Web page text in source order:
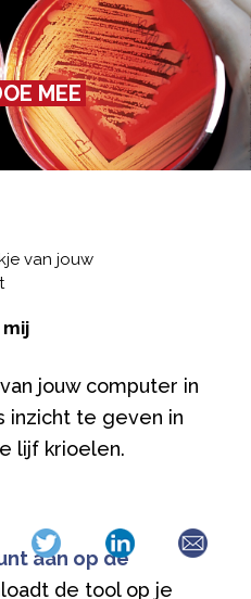
MEE
van jouw
jouw computer in
inzicht te geven in
lijf krioelen.
aan op de
de tool op je